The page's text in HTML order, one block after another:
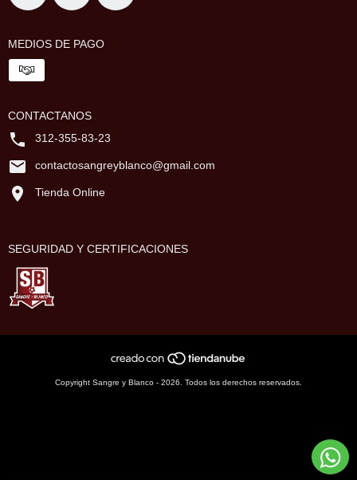
MEDIOS DE PAGO
CONTACTANOS
312-355-83-23
contactosangreyblanco@gmail.com
Tienda Online
SEGURIDAD Y CERTIFICACIONES
Copyright Sangre y Blanco - 2026. Todos los derechos reservados.